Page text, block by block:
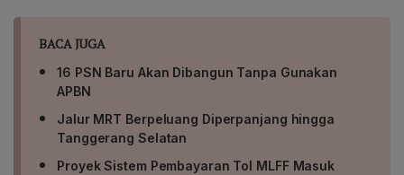
BACA JUGA
16 PSN Baru Akan Dibangun Tanpa Gunakan
APBN
Jalur MRT Berpeluang Diperpanjang hingga
Tanggerang Selatan
Proyek Sistem Pembayaran Tol MLFF Masuk